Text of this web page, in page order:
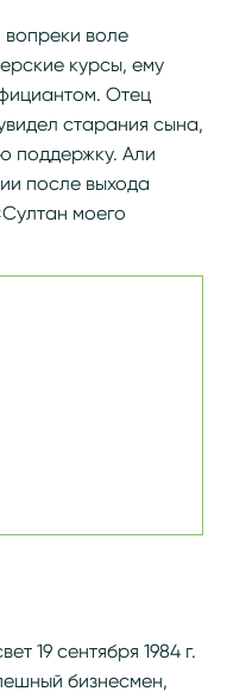
воле
курсы, ему
Отец
старания сына,
поддержку. Али
после выхода
моего
19 сентября 1984 г.
бизнесмен,